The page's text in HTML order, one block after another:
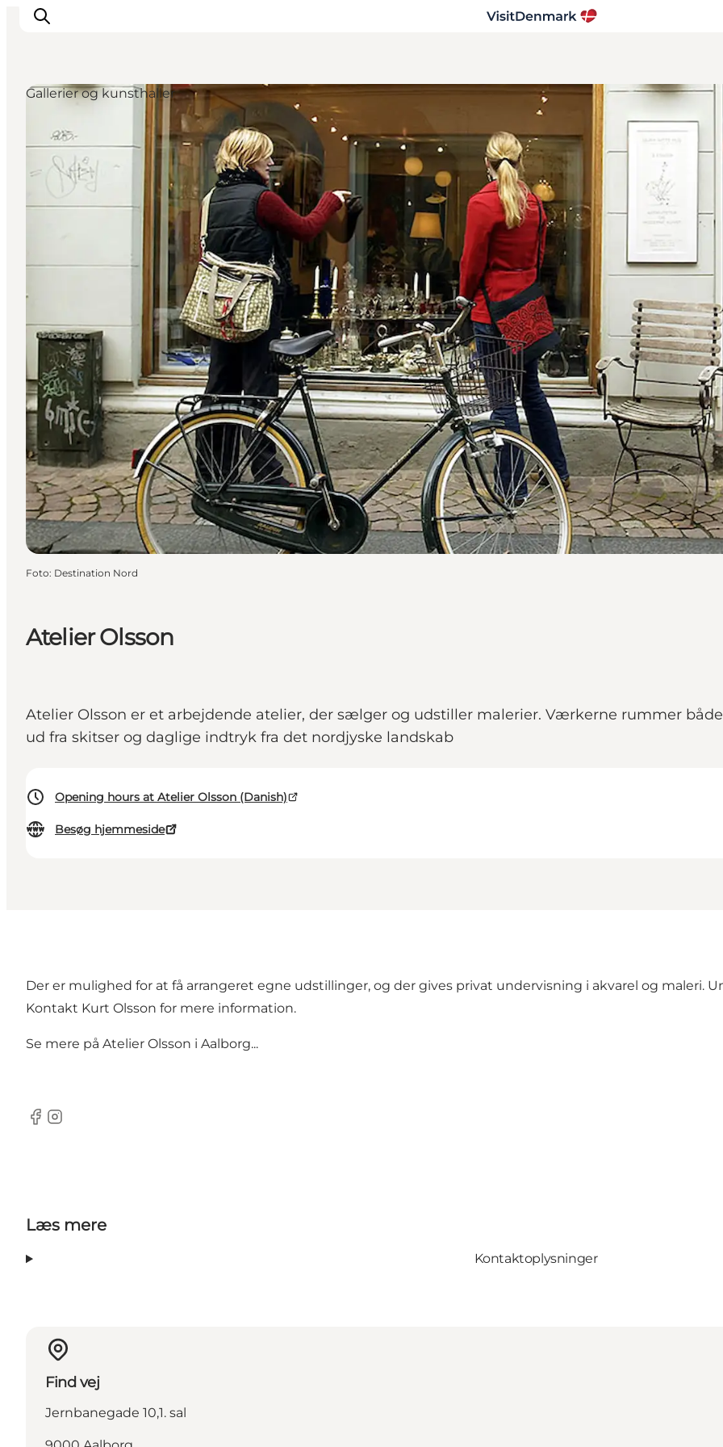
Inspiration
Destinationer
Oplevelser
Overnatning
Planlæg ferien
Atelier Olsson
Atelier Olsson er et arbejdende atelier, der sælger og udstiller malerier. Værkerne rummer
ud fra skitser og daglige indtryk fra det nordjyske landskab
Opening hours at Atelier Olsson (Danish)
Besøg hjemmeside
Gallerier og kunsthaller
Foto: Destination Nord
Der er mulighed for at få arrangeret egne udstillinger, og der gives privat undervisning i akvarel og maleri.
Kontakt Kurt Olsson for mere information.
Se mere på Atelier Olsson i Aalborg...
Facebook
Instagram
Læs mere
Kontaktoplysninger
Find vej
Jernbanegade 10,1. sal